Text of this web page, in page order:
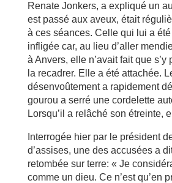
Renate Jonkers, a expliqué un
est passé aux aveux, était
à ces séances. Celle qui lui a
infligée car, au lieu d’aller
à Anvers, elle n’avait fait que s’y
la recadrer. Elle a été attachée.
désenvoûtement a rapidement
gourou a serré une cordelette
Lorsqu’il a relâché son étreinte,
Interrogée hier par le président
d’assises, une des accusées a
retombée sur terre: « Je
comme un dieu. Ce n’est qu’en